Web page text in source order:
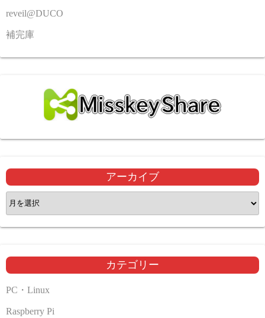
reveil@DUCO
補完庫
アーカイブ
ア
ー
カ
ブ
カテゴリー
PC・Linux
Raspberry Pi